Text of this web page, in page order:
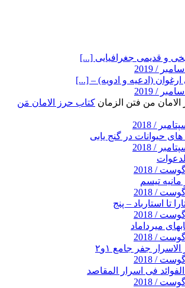
و قدیمی جغرافیایی [...]
(ادعیه و ادویه) – [...]
کتاب حرز الامان مَن
حیوانات در گنج یابی
تیسم
تا استارباد – پنج
میرداماد
جفر جامع ۱و۲
فی اسرار المقاصد